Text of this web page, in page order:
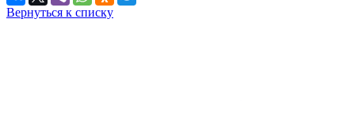
Вернуться к списку